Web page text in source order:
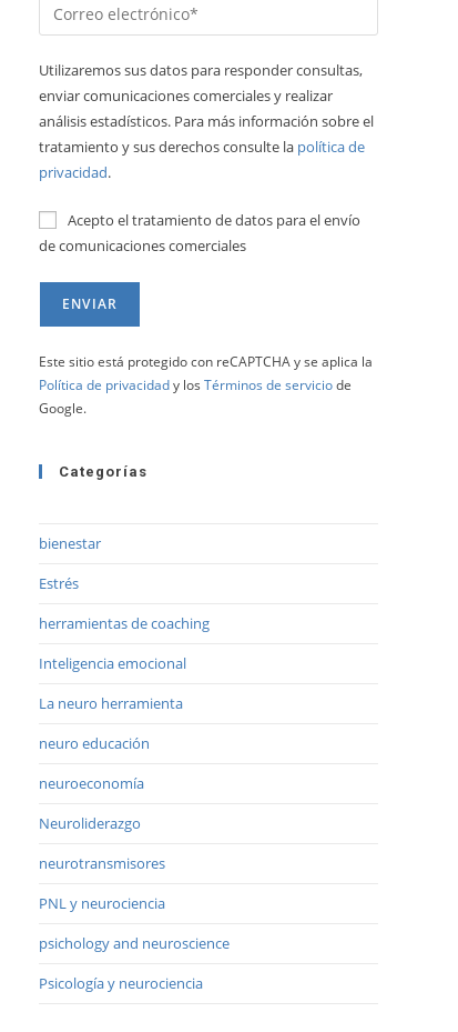
Utilizaremos sus datos para responder consultas,
enviar comunicaciones comerciales y realizar
análisis estadísticos. Para más información sobre el
tratamiento y sus derechos consulte la política de
privacidad.
Acepto el tratamiento de datos para el envío
de comunicaciones comerciales
Este sitio está protegido con reCAPTCHA y se aplica la
Política de privacidady los Términos de serviciode
Google.
Categorías
bienestar
Estrés
herramientas de coaching
Inteligencia emocional
La neuro herramienta
neuro educación
neuroeconomía
Neuroliderazgo
neurotransmisores
PNL y neurociencia
psichology and neuroscience
Psicología y neurociencia